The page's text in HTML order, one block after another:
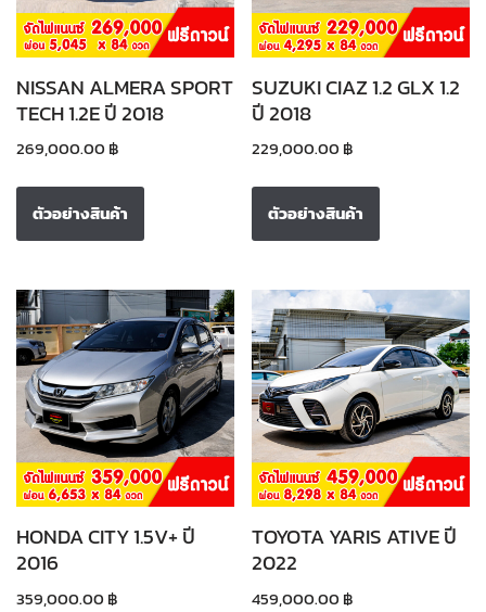
NISSAN ALMERA SPORT
TECH 1.2E ปี 2018
269,000.00 ฿
ตัวอย่างสินค้า
SUZUKI CIAZ 1.2 GLX 1.2
ปี 2018
229,000.00 ฿
ตัวอย่างสินค้า
HONDA CITY 1.5V+ ปี
2016
359,000.00 ฿
TOYOTA YARIS ATIVE ปี
2022
459,000.00 ฿